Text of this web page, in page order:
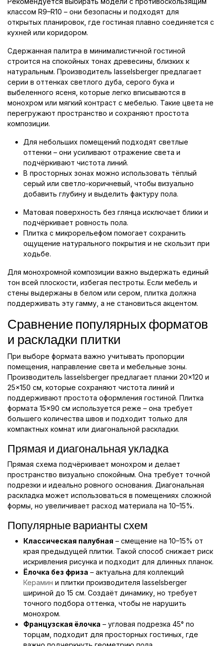
классом R9–R10 – они безопасны и подходят для
открытых планировок, где гостиная плавно соединяется с
кухней или коридором.
Сдержанная палитра в минималистичной гостиной
строится на спокойных тонах древесины, близких к
натуральным. Производитель lasselsberger предлагает
серии в оттенках светлого дуба, серого бука и
выбеленного ясеня, которые легко вписываются в
монохром или мягкий контраст с мебелью. Такие цвета не
перегружают пространство и сохраняют простота
композиции.
Для небольших помещений подходят светлые
оттенки – они усиливают отражение света и
подчёркивают чистота линий.
В просторных зонах можно использовать тёплый
серый или светло-коричневый, чтобы визуально
добавить глубину и выделить фактуру пола.
Матовая поверхность без глянца исключает блики и
подчёркивает ровность пола.
Плитка с микрорельефом помогает сохранить
ощущение натурального покрытия и не скользит при
ходьбе.
Для монохромной композиции важно выдержать единый
тон всей плоскости, избегая пестроты. Если мебель и
стены выдержаны в белом или сером, плитка должна
поддерживать эту гамму, а не становиться акцентом.
Сравнение популярных форматов
и раскладки плитки
При выборе формата важно учитывать пропорции
помещения, направление света и мебельные зоны.
Производитель lasselsberger предлагает планки 20×120 и
25×150 см, которые сохраняют чистота линий и
поддерживают простота оформления гостиной. Плитка
формата 15×90 см используется реже – она требует
большего количества швов и подходит только для
компактных комнат или диагональной раскладки.
Прямая и диагональная укладка
Прямая схема подчёркивает монохром и делает
пространство визуально спокойным. Она требует точной
подрезки и идеально ровного основания. Диагональная
раскладка может использоваться в помещениях сложной
формы, но увеличивает расход материала на 10–15%.
Популярные варианты схем
Классическая палубная – смещение на 10–15% от
края предыдущей плитки. Такой способ снижает риск
искривления рисунка и подходит для длинных планок.
Ёлочка без фриза – актуальна для коллекций
Керамин и плитки производителя lasselsberger
шириной до 15 см. Создаёт динамику, но требует
точного подбора оттенка, чтобы не нарушить
монохром.
Французская ёлочка – угловая подрезка 45° по
торцам, подходит для просторных гостиных, где